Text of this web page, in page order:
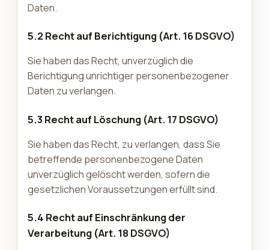
Daten.
5.2 Recht auf Berichtigung (Art. 16 DSGVO)
Sie haben das Recht, unverzüglich die
Berichtigung unrichtiger personenbezogener
Daten zu verlangen.
5.3 Recht auf Löschung (Art. 17 DSGVO)
Sie haben das Recht, zu verlangen, dass Sie
betreffende personenbezogene Daten
unverzüglich gelöscht werden, sofern die
gesetzlichen Voraussetzungen erfüllt sind.
5.4 Recht auf Einschränkung der
Verarbeitung (Art. 18 DSGVO)